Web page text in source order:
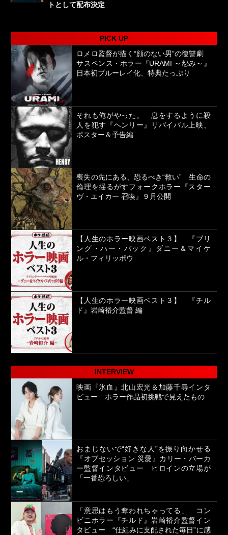
トとして配布決定
PICK UP
ロメロ監督が描く“顔のない男”の復讐劇
サスペンス・ホラー『URAMI ～怨み～』
日本初ブルーレイ化、特典たっぷり
それも俺がやった。 息をするように殺
人を犯す『ヘンリー』リバイバル上映、
ポスター＆予告編
喪失の先にある、恐るべき“救い” 生命の
倫理を揺るがすフォークホラー『スター
ヴ・エイカー 召喚』９月公開
【人生のホラー映画ベスト３】 『ブリ
ング・ハー・バック』ダニー＆マイケ
ル・フィリッポウ
【人生のホラー映画ベスト３】 『チル
ド』岩崎裕介監督 編
INTERVIEW
映画『氷血』北山宏光＆加藤千尋インタ
ビュー ホラー作品初挑戦で見えたもの
おまじないで“好きな人”を振り向かせる
『オブセッション 災愛』カリー・バーカ
ー監督インタビュー ヒロインの立場が
「一番恐ろしい」
「意思はもう奪われちゃってる」 コン
ビニホラー『チルド』岩崎裕介監督イン
タビュー “仕組みに支配された毎日”に感